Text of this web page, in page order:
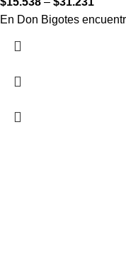
En Don Bigotes